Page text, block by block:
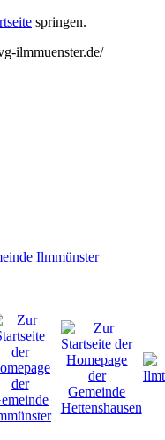
springen.
ilmmuenster.de/